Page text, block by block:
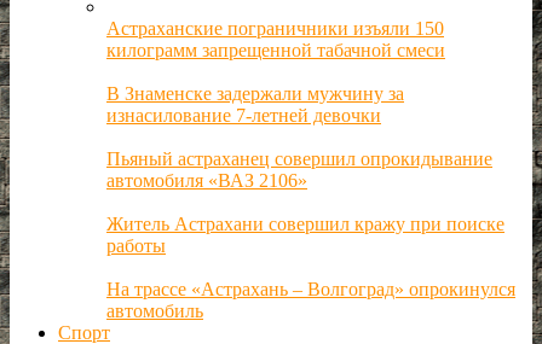
Астраханские пограничники изъяли 150
килограмм запрещенной табачной смеси
В Знаменске задержали мужчину за
изнасилование 7-летней девочки
Пьяный астраханец совершил опрокидывание
автомобиля «ВАЗ 2106»
Житель Астрахани совершил кражу при поиске
работы
На трассе «Астрахань – Волгоград» опрокинулся
автомобиль
Спорт